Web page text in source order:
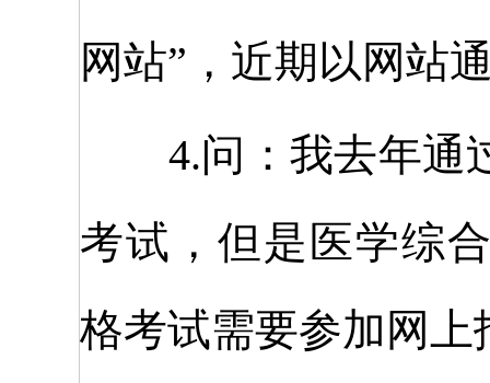
网站”，近期以网站
4.问：我去年通
考试，但是医学综
格考试需要参加网